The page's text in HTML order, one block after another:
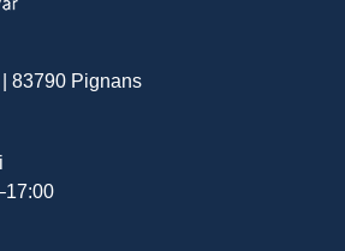
83790 Pignans